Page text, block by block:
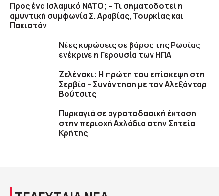
Προς ένα Ισλαμικό ΝΑΤΟ; – Τι σηματοδοτεί η
αμυντική συμφωνία Σ. Αραβίας, Τουρκίας και
Πακιστάν
Νέες κυρώσεις σε βάρος της Ρωσίας
ενέκρινε η Γερουσία των ΗΠΑ
Ζελένσκι: Η πρώτη του επίσκεψη στη
Σερβία – Συνάντηση με τον Αλεξάνταρ
Βούτσιτς
Πυρκαγιά σε αγροτοδασική έκταση
στην περιοχή Αχλάδια στην Σητεία
Κρήτης